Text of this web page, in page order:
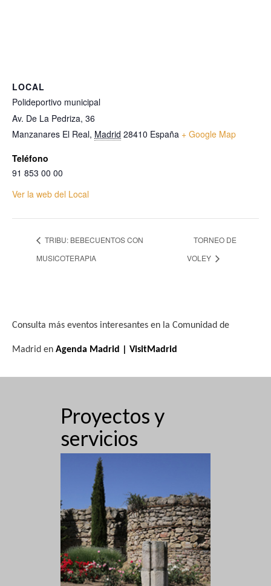
LOCAL
Polideportivo municipal
Av. De La Pedriza, 36
Manzanares El Real, Madrid 28410 España + Google Map
Teléfono
91 853 00 00
Ver la web del Local
TRIBU: BEBECUENTOS CON
MUSICOTERAPIA
TORNEO DE
VOLEY
Consulta más eventos interesantes en la Comunidad de
Madrid en Agenda Madrid | VisitMadrid
Proyectos y
servicios